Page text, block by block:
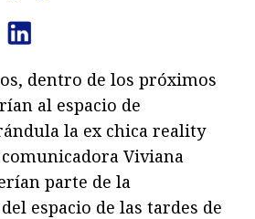
dentro de los próximos
al espacio de
la ex chica reality
Viviana
parte de la
espacio de las tardes de